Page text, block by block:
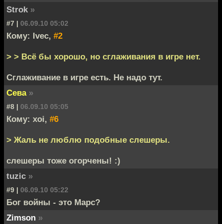
Strok »
#7 | 06.09.10 05:02
Кому: Ivec, #2
> > Всё бы хорошо, но сглаживания в игре нет.
Сглаживание в игре есть. Не надо тут.
Сева »
#8 | 06.09.10 05:05
Кому: xoi, #6
> Жаль не люблю подобные слешеры.
слешеры тоже огорчены! :)
tuzic »
#9 | 06.09.10 05:22
Бог войны - это Марс?
Zimson »